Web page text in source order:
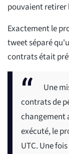
pouvaient retirer
Exactement le
tweet séparé
contrats était
Une
contrats de
changement
exécuté, le
UTC. Une